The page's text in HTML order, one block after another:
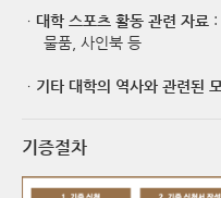
ㆍ 대학 스포츠 활동 관련 자료 :
물품, 사인북 등
ㆍ 기타 대학의 역사와 관련된
기증절차